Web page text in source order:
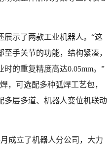
展示了两款工业机器人。“这
手关节的功能，结构紧凑，
的重复精度高达0.05mm。”
，可选配多种弧焊工艺包，
多层多道、机器人变位机联动
成立了机器人分公司，大力